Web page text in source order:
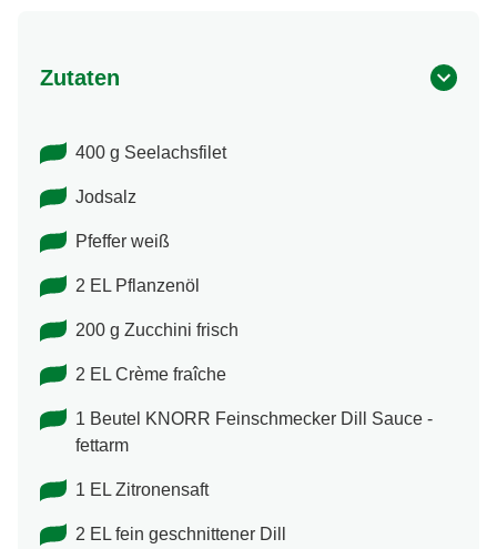
Zutaten
400 g Seelachsfilet
Jodsalz
Pfeffer weiß
2 EL Pflanzenöl
200 g Zucchini frisch
2 EL Crème fraîche
1 Beutel KNORR Feinschmecker Dill Sauce -
fettarm
1 EL Zitronensaft
2 EL fein geschnittener Dill